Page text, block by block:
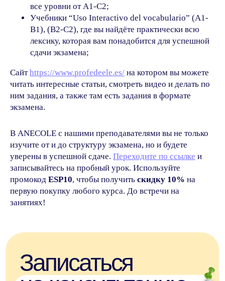
все уровни от A1-C2;
Учебники “Uso Interactivo del vocabulario” (A1-
B1), (B2-C2), где вы найдёте практически всю
лексику, которая вам понадобится для успешной
сдачи экзамена;
Сайтhttps://www.profedeele.es/ на котором вы можете
читать интересные статьи, смотреть видео и делать по
ним задания, а также там есть задания в формате
экзамена.
В ANECOLE с нашими преподавателями вы не только
изучите от и до структуру экзамена, но и будете
уверены в успешной сдаче. Переходите по ссылке и
записывайтесь на пробный урок. Используйте
промокод ESP10, чтобы получить скидку 10% на
первую покупку любого курса. До встречи на
занятиях!
Все Грамматика Изучение
Развлечения Экзамены
Путешествия
Дети Музыка Кино
Каникулы в испаноговорящих
странах
к обучению в